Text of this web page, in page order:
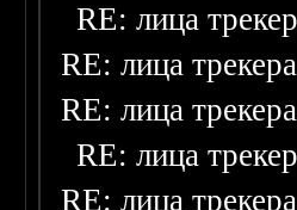
RE: лица
RE: лица
RE: лица
RE: лица
RE: лица